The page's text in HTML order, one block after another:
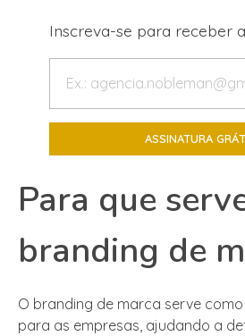
Inscreva-se para receber
Para que
branding de
O branding de marca serve
para as empresas, ajudando a